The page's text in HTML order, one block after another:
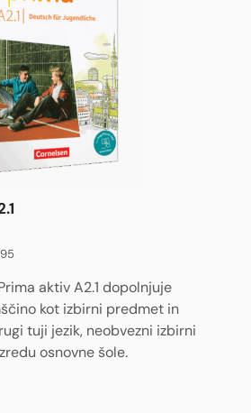
aktiv A2.1 dopolnjuje
kot izbirni predmet in
tuji jezik, neobvezni izbirni
osnovne šole.